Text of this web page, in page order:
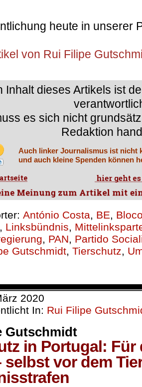
heute in unserer
von Rui Filipe
Inhalt dieses Artikels ist
es sich nicht
Redaktion
Auch linker Journalismus ist nicht
und auch kleine Spenden können
António Costa, BE,
, Linksbündnis,
, PAN, Partido
Gutschmidt, Tierschutz,
2020
In: Rui Filipe
Gutschmidt
in Portugal: Für
selbst vor dem